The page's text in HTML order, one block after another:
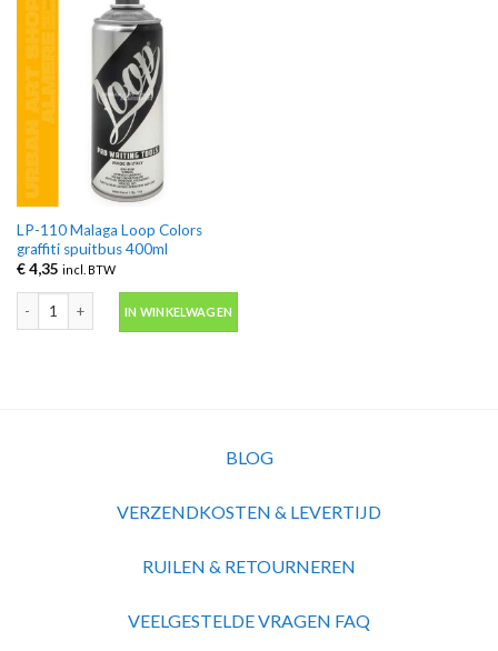
LP-110 Malaga Loop Colors
graffiti spuitbus 400ml
€4,35 incl. BTW
LP-110 Malaga Loop Colors graffiti spuitbus 400ml aantal
IN WINKELWAGEN
BLOG
VERZENDKOSTEN & LEVERTIJD
RUILEN & RETOURNEREN
VEELGESTELDE VRAGEN FAQ